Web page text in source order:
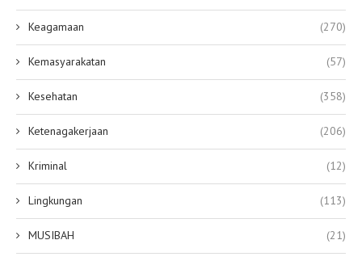
Keagamaan (270)
Kemasyarakatan (57)
Kesehatan (358)
Ketenagakerjaan (206)
Kriminal (12)
Lingkungan (113)
MUSIBAH (21)